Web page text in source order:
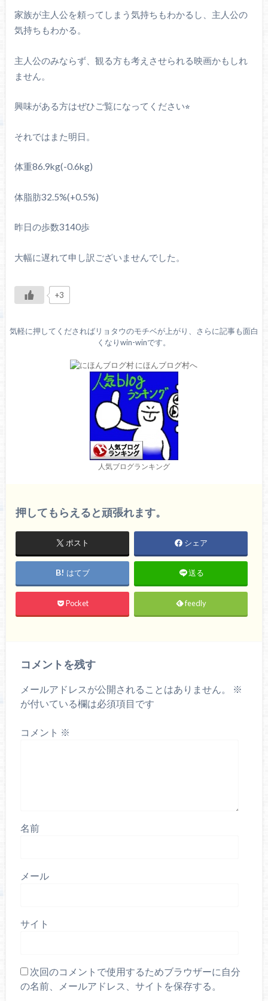
家族が主人公を頼ってしまう気持ちもわかるし、主人公の
気持ちもわかる。
主人公のみならず、観る方も考えさせられる映画かもしれ
ません。
興味がある方はぜひご覧になってください⭐︎
それではまた明日。
体重86.9kg(-0.6kg)
体脂肪32.5%(+0.5%)
昨日の歩数3140歩
大幅に遅れて申し訳ございませんでした。
+3
気軽に押してくださればリョタウのモチベが上がり、さらに記事も面白
くなりwin-winです。
人気ブログランキング
押してもらえると頑張れます。
ポスト シェア
はてブ 送る
Pocket feedly
コメントを残す
メールアドレスが公開されることはありません。
※
が付いている欄は必須項目です
コメント ※
名前
メール
サイト
次回のコメントで使用するためブラウザーに自分
の名前、メールアドレス、サイトを保存する。